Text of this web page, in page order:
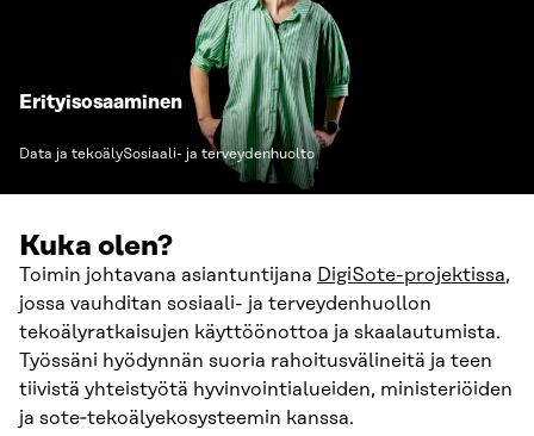
Erityisosaaminen
Data ja tekoälySosiaali- ja terveydenhuolto
Kuka olen?
Toimin johtavana asiantuntijana DigiSote-projektissa,
jossa vauhditan sosiaali- ja terveydenhuollon
tekoälyratkaisujen käyttöönottoa ja skaalautumista.
Työssäni hyödynnän suoria rahoitusvälineitä ja teen
tiivistä yhteistyötä hyvinvointialueiden, ministeriöiden
ja sote‑tekoälyekosysteemin kanssa.